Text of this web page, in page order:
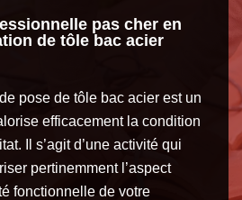
pas cher en
de tôle bac acier
pose de tôle bac acier est un
efficacement la condition
Il s’agit d’une activité qui
pertinemment l’aspect
fonctionnelle de votre